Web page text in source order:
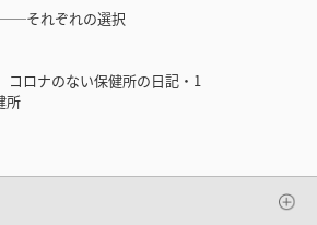
それぞれの選択
ロナのない保健所の日記・1
所